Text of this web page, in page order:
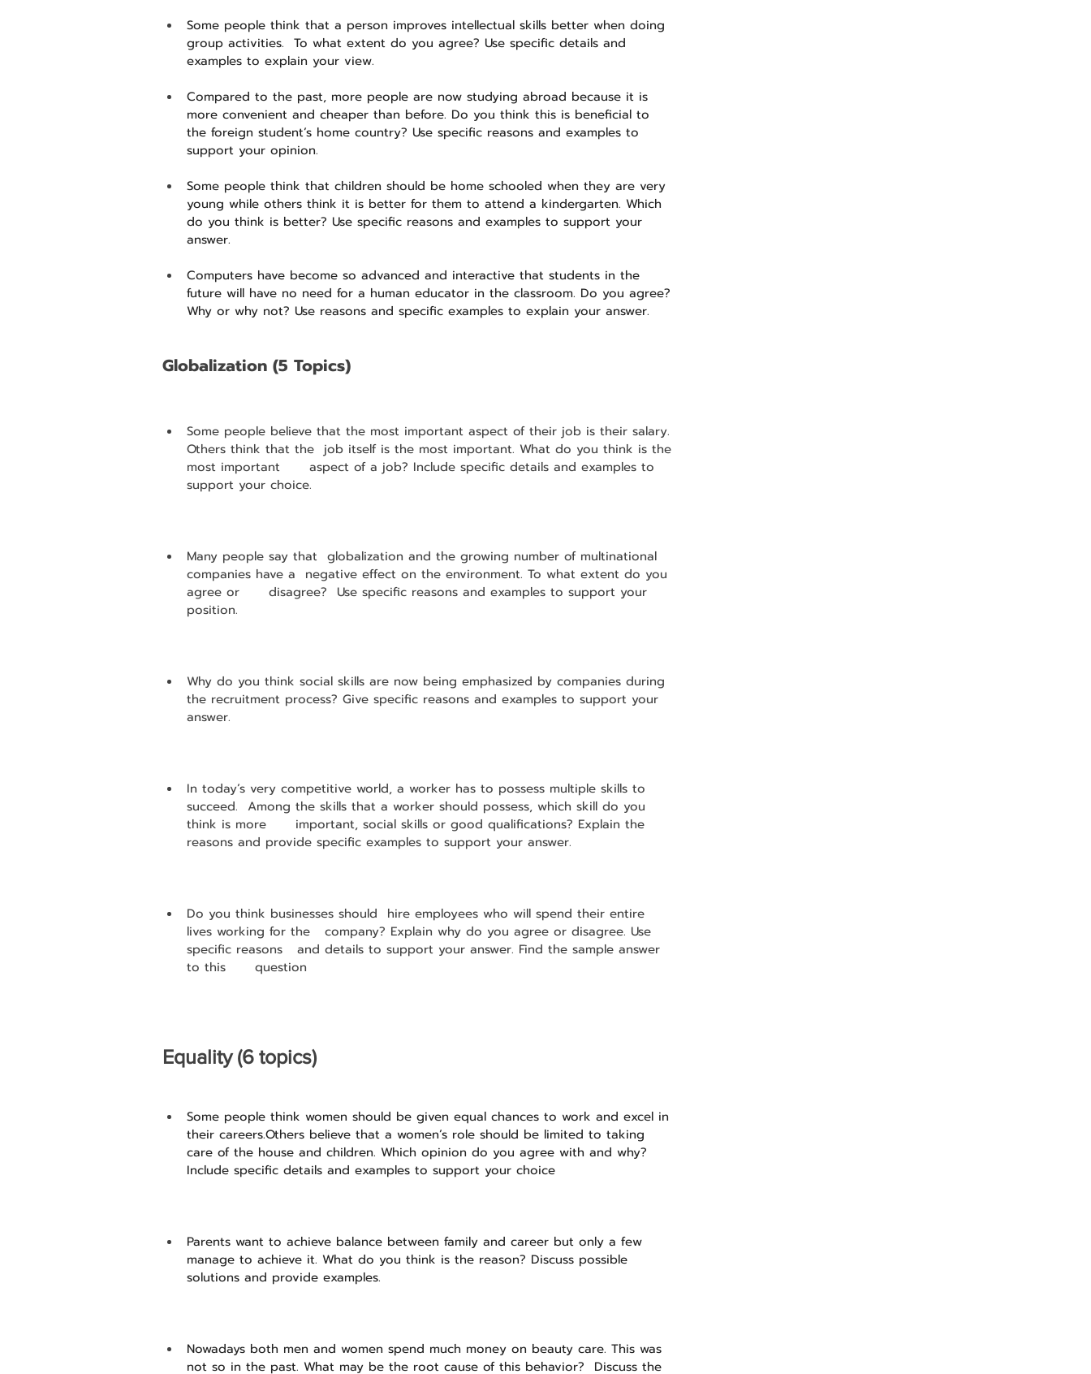
Some people think that a person improves intellectual skills better when doing
group activities.  To what extent do you agree? Use specific details and
examples to explain your view.
Compared to the past, more people are now studying abroad because it is
more convenient and cheaper than before. Do you think this is beneficial to
the foreign student’s home country? Use specific reasons and examples to
support your opinion.
Some people think that children should be home schooled when they are very
young while others think it is better for them to attend a kindergarten. Which
do you think is better? Use specific reasons and examples to support your
answer.
Computers have become so advanced and interactive that students in the
future will have no need for a human educator in the classroom. Do you agree?
Why or why not? Use reasons and specific examples to explain your answer.
Globalization (5 Topics)
Some people believe that the most important aspect of their job is their salary.
Others think that the  job itself is the most important. What do you think is the
most important      aspect of a job? Include specific details and examples to
support your choice.
Many people say that  globalization and the growing number of multinational
companies have a  negative effect on the environment. To what extent do you
agree or      disagree?  Use specific reasons and examples to support your
position.
Why do you think social skills are now being emphasized by companies during
the recruitment process? Give specific reasons and examples to support your
answer.
In today’s very competitive world, a worker has to possess multiple skills to
succeed.  Among the skills that a worker should possess, which skill do you
think is more      important, social skills or good qualifications? Explain the
reasons and provide specific examples to support your answer.
Do you think businesses should  hire employees who will spend their entire
lives working for the   company? Explain why do you agree or disagree. Use
specific reasons   and details to support your answer. Find the sample answer
to this      question
Equality (6 topics)
Some people think women should be given equal chances to work and excel in
their careers.Others believe that a women’s role should be limited to taking
care of the house and children. Which opinion do you agree with and why?
Include specific details and examples to support your choice
Parents want to achieve balance between family and career but only a few
manage to achieve it. What do you think is the reason? Discuss possible
solutions and provide examples.
Nowadays both men and women spend much money on beauty care. This was
not so in the past. What may be the root cause of this behavior?  Discuss the